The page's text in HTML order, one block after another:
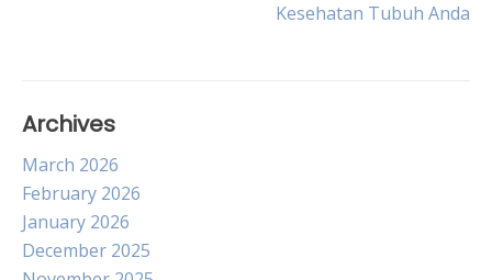
Kesehatan Tubuh Anda
Archives
March 2026
February 2026
January 2026
December 2025